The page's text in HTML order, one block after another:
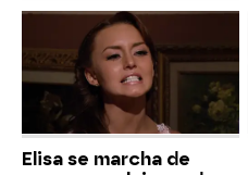
Elisa se marcha de